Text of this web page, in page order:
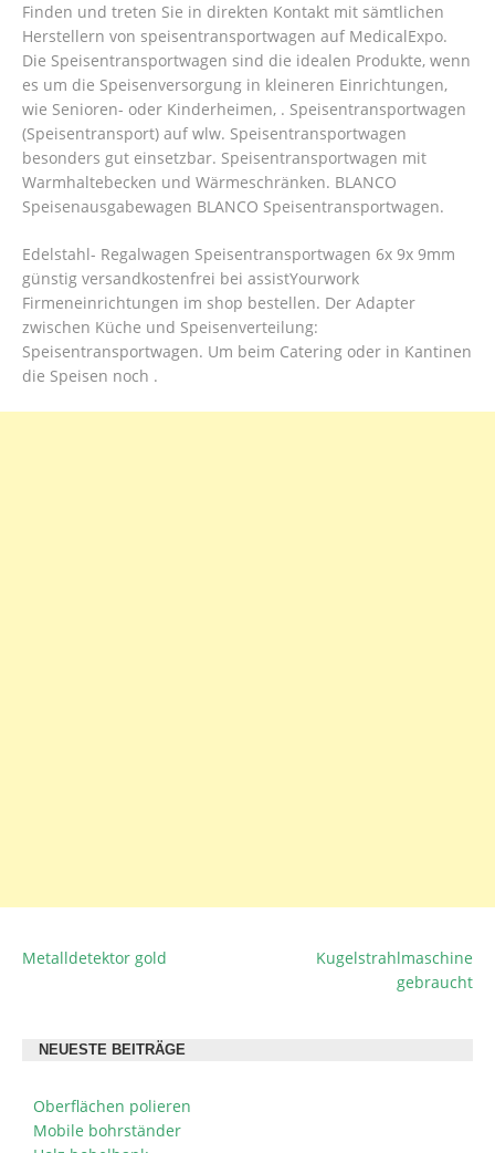
Finden und treten Sie in direkten Kontakt mit sämtlichen
Herstellern von speisentransportwagen auf MedicalExpo.
Die Speisentransportwagen sind die idealen Produkte, wenn
es um die Speisenversorgung in kleineren Einrichtungen,
wie Senioren- oder Kinderheimen, . Speisentransportwagen
(Speisentransport) auf wlw. Speisentransportwagen
besonders gut einsetzbar. Speisentransportwagen mit
Warmhaltebecken und Wärmeschränken. BLANCO
Speisenausgabewagen BLANCO Speisentransportwagen.
Edelstahl- Regalwagen Speisentransportwagen 6x 9x 9mm
günstig versandkostenfrei bei assistYourwork
Firmeneinrichtungen im shop bestellen. Der Adapter
zwischen Küche und Speisenverteilung:
Speisentransportwagen. Um beim Catering oder in Kantinen
die Speisen noch .
BEITRAGSNAVIGATION
Metalldetektor gold
Kugelstrahlmaschine
gebraucht
NEUESTE BEITRÄGE
Oberflächen polieren
Mobile bohrständer